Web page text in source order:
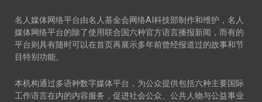
名人媒体网络平台由名人基金会网络AI科技部制作和维护，名人
媒体网络平台的除了使用联合国六种官方语言播报新闻，而有的
平台则具有随时可以在首页再展示多年前曾经报道过的故事和节
目特别功能。
本机构通过多语种数字媒体平台，为公众提供包括六种主要国际
工作语言在内的内容服务，促进社会公众、公共人物与公益事业